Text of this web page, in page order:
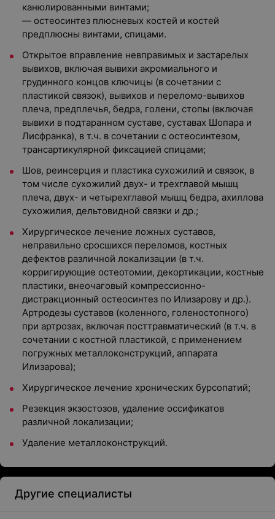
канюлированными винтами;
— остеосинтез плюсневых костей и костей
предплюсны винтами, спицами.
Открытое вправление невправимых и застарелых
вывихов, включая вывихи акромиального и
грудинного концов ключицы (в сочетании с
пластикой связок), вывихов и переломо-вывихов
плеча, предплечья, бедра, голени, стопы (включая
вывихи в подтаранном суставе, суставах Шопара и
Лисфранка), в т.ч. в сочетании с остеосинтезом,
трансартикулярной фиксацией спицами;
Шов, реинсерция и пластика сухожилий и связок, в
том числе сухожилий двух- и трехглавой мышц
плеча, двух- и четырехглавой мышц бедра, ахиллова
сухожилия, дельтовидной связки и др.;
Хирургическое лечение ложных суставов,
неправильно сросшихся переломов, костных
дефектов различной локализации (в т.ч.
корригирующие остеотомии, декортикации, костные
пластики, внеочаговый компрессионно-
дистракционный остеосинтез по Илизарову и др.).
Артродезы суставов (коленного, голеностопного)
при артрозах, включая посттравматический (в т.ч. в
сочетании с костной пластикой, с применением
погружных металлоконструкций, аппарата
Илизарова);
Хирургическое лечение хронических бурсопатий;
Резекция экзостозов, удаление оссификатов
различной локализации;
Удаление металлоконструкций.
Другие специалисты